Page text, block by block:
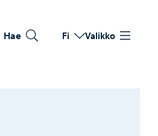
Hae Vaihda kieltä
Nykyinen kieli: Suomi
Fi Valikko